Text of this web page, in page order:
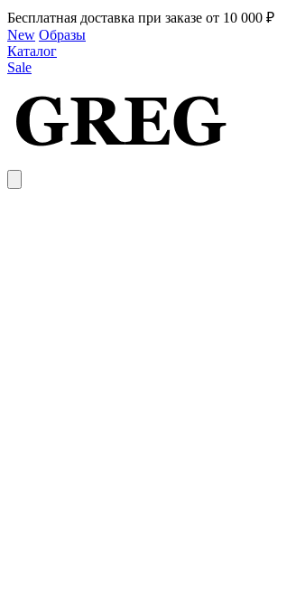
Бесплатная доставка при заказе от 10 000 ₽
New Образы
Каталог
Sale